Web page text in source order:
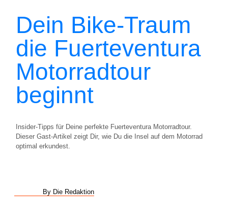
Dein Bike-Traum
die Fuerteventura
Motorradtour
beginnt
Insider-Tipps für Deine perfekte Fuerteventura Motorradtour.
Dieser Gast-Artikel zeigt Dir, wie Du die Insel auf dem Motorrad
optimal erkundest.
By Die Redaktion